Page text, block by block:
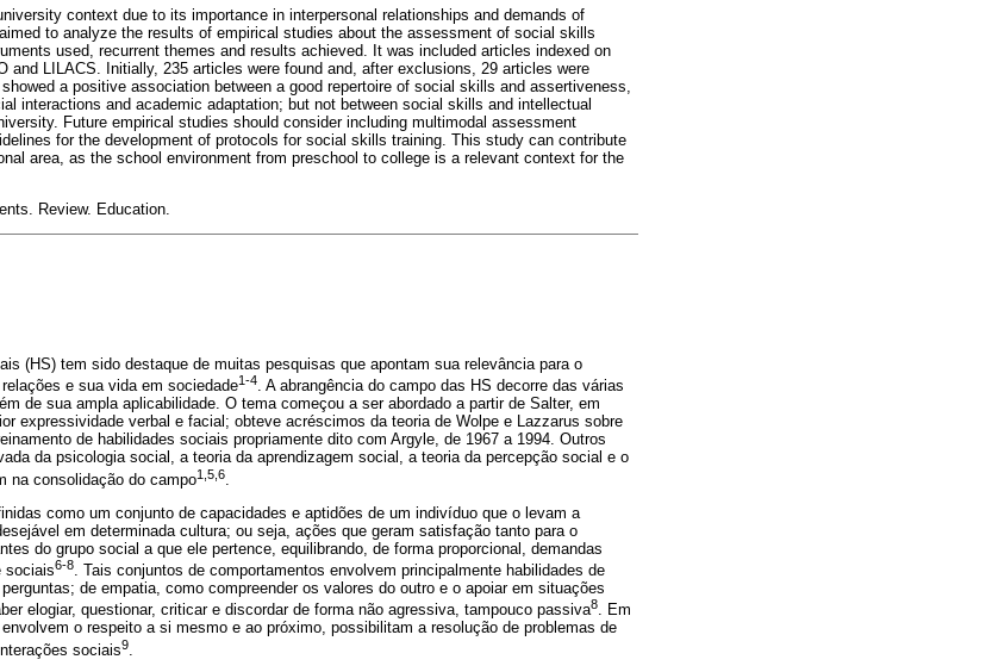
context due to its importance in interpersonal relationships and demands of
to analyze the results of empirical studies about the assessment of social skills
used, recurrent themes and results achieved. It was included articles indexed on
and LILACS. Initially, 235 articles were found and, after exclusions, 29 articles were
a positive association between a good repertoire of social skills and assertiveness,
interactions and academic adaptation; but not between social skills and intellectual
Future empirical studies should consider including multimodal assessment
for the development of protocols for social skills training. This study can contribute
area, as the school environment from preschool to college is a relevant context for the
Review. Education.
(HS) tem sido destaque de muitas pesquisas que apontam sua relevância para o
e sua vida em sociedade1-4. A abrangência do campo das HS decorre das várias
de sua ampla aplicabilidade. O tema começou a ser abordado a partir de Salter, em
expressividade verbal e facial; obteve acréscimos da teoria de Wolpe e Lazzarus sobre
de habilidades sociais propriamente dito com Argyle, de 1967 a 1994. Outros
da psicologia social, a teoria da aprendizagem social, a teoria da percepção social e o
na consolidação do campo1,5,6
como um conjunto de capacidades e aptidões de um indivíduo que o levam a
em determinada cultura; ou seja, ações que geram satisfação tanto para o
do grupo social a que ele pertence, equilibrando, de forma proporcional, demandas
sociais6-8. Tais conjuntos de comportamentos envolvem principalmente habilidades de
de empatia, como compreender os valores do outro e o apoiar em situações
elogiar, questionar, criticar e discordar de forma não agressiva, tampouco passiva8. Em
o respeito a si mesmo e ao próximo, possibilitam a resolução de problemas de
sociais9